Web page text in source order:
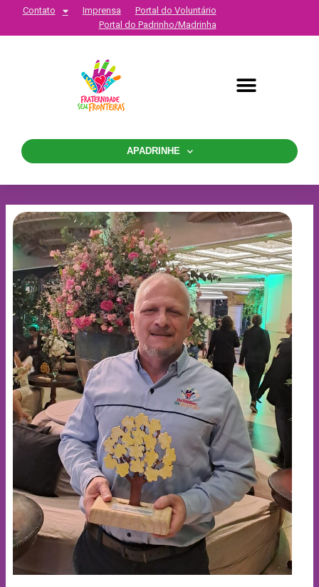
Contato Imprensa
Portal do Voluntário
Portal do Padrinho/Madrinha
APADRINHE